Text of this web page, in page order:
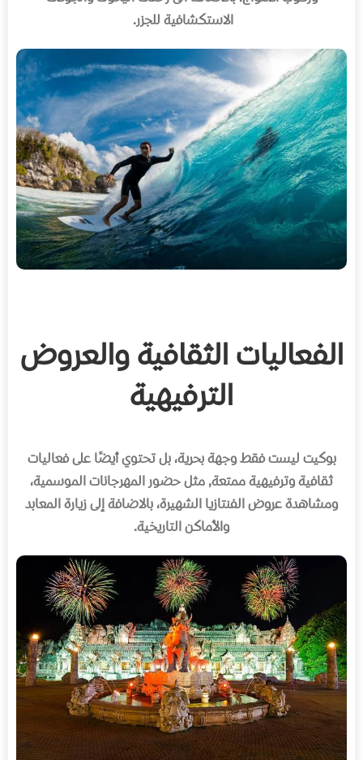
الاستكشافية للجزر.
الفعاليات الثقافية والعروض
الترفيهية
بوكيت ليست فقط وجهة بحرية، بل تحتوي أيضًا على فعاليات
ثقافية وترفيهية ممتعة,مثل حضور المهرجانات الموسمية،
ومشاهدة عروض الفنتازيا الشهيرة، بالاضافة إلى زيارة المعابد
والأماكن التاريخية.